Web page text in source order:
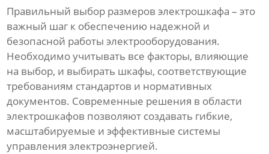
Правильный выбор размеров электрошкафа – это
важный шаг к обеспечению надежной и
безопасной работы электрооборудования.
Необходимо учитывать все факторы, влияющие
на выбор, и выбирать шкафы, соответствующие
требованиям стандартов и нормативных
документов. Современные решения в области
электрошкафов позволяют создавать гибкие,
масштабируемые и эффективные системы
управления электроэнергией.